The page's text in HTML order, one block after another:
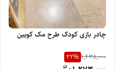
چادر بازی کودک طرح مک کویین
1,638,000
22%